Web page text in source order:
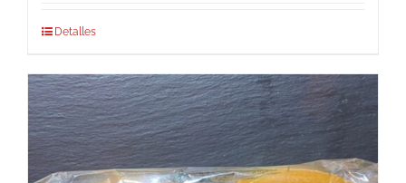
Detalles